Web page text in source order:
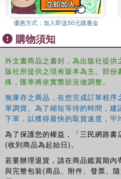
優惠方式： 加入即送50元購書金
購物須知
外文書商品之書封，為出版社提供
版社所提供之現有版本為主。部
殊，匯率將依實際狀況做調整。
無庫存之商品，在您完成訂單程
單調貨。為了縮短等待的時間，建
下單，以獲得最快的取貨速度，平
為了保護您的權益，「三民網路書
(收到商品為起始日)。
若要辦理退貨，請在商品鑑賞期
與完整包裝(商品、附件、發票、